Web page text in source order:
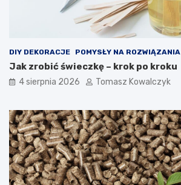
DIY DEKORACJE POMYSŁY NA ROZWIĄZANIA
Jak zrobić świeczkę – krok po kroku
4 sierpnia 2026 Tomasz Kowalczyk